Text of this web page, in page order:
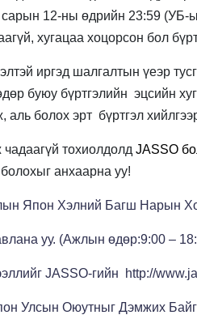
сарын 12-ны өдрийн 23:59 (УБ-
хугацаа хоцорсон бол
иргэд шалгалтын үеэр
өдөр буюу бүртгэлийн
эцсийн
аль болох эрт бүртгэл
тохиолдолд JASSO
анхаарна уу!
Япон Хэлний Багш Нарын
уу. (Ажлын өдөр:9:00 –
JASSO-гийн http://
Улсын Оюутныг Дэмжих